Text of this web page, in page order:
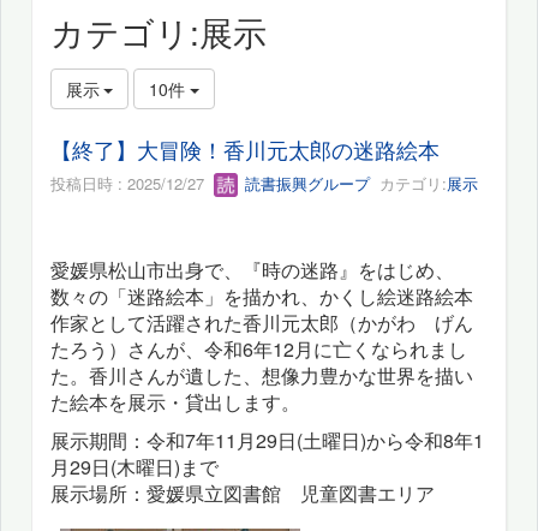
カテゴリ:展示
展示 10件
【終了】大冒険！香川元太郎の迷路絵本
投稿日時 : 2025/12/27 読書振興グループカテゴリ:展示
愛媛県松山市出身で、『時の迷路』をはじめ、
数々の「迷路絵本」を描かれ、かくし絵迷路絵本
作家として活躍された香川元太郎（かがわ げん
たろう）さんが、令和6年12月に亡くなられまし
た。香川さんが遺した、想像力豊かな世界を描い
た絵本を展示・貸出します。
展示期間：令和7年11月29日(土曜日)から令和8年1
月29日(木曜日)まで
展示場所：愛媛県立図書館 児童図書エリア